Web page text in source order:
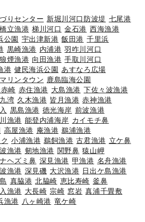
りセンター 新堀川河口防波堤 七尾港
橋立漁港 梯川河口 金石港 西海漁港
公園 宇出津新港 飯田港 千里浜
黒崎漁港 内浦港 羽咋川河口
狼煙漁港 向田漁港 手取川河口
港 健民海浜公園 あすなろ広場
リンタウン 鹿島臨海公園
崎 赤住漁港 大島漁港 下佐々波漁港
湾 久木漁港 皆月漁港 赤神漁港
黒島漁港 徳光海岸 前波漁港
漁港 能登内浦海岸 カイモチ鼻
高屋漁港 庵漁港 鵜浦漁港
小浦漁港 鵜飼漁港 古君漁港 立ケ鼻
漁港 剱地漁港 関野鼻 猿山岬
ヘズミ鼻 深見漁港 甲漁港 名舟漁港
漁港 深見磯 大沢漁港 日出ケ島漁港
真脇港 北脇崎 恵比寿崎 釜鼻
漁港 大長崎 宗崎 窓岩 真浦千畳敷
漁港 八ヶ崎港 竜ケ崎